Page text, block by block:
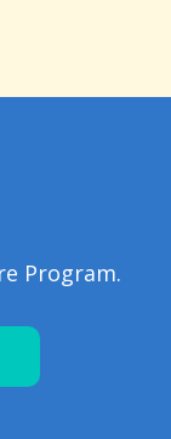
Program.